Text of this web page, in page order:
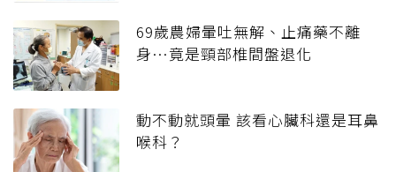
69歲農婦暈吐無解、止痛藥不離
身…竟是頸部椎間盤退化
動不動就頭暈 該看心臟科還是耳鼻
喉科？